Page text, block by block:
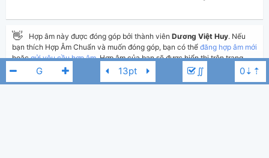
∬
👋 Hợp âm này được đóng góp bởi thành viên Dương Việt Huy. Nếu
bạn thích Hợp Âm Chuẩn và muốn đóng góp, bạn có thể đăng hợp âm mới
hoặcgửi yêu cầu hợp âm. Hợp âm của bạn sẽ được hiển thị trên trang
chủ cho tất cả mọi người tra cứu.
Nếu bạn thấy hợp âm có sai sót, bạn có thể bình luận ở bên dưới hoặc gửi